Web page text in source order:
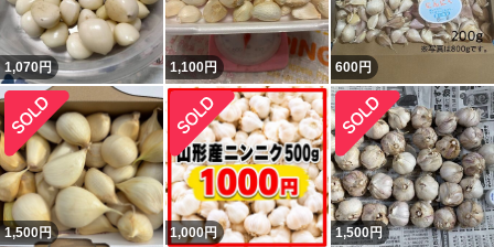
1,070円 1,100円 600円
1,500円 1,000円 1,500円